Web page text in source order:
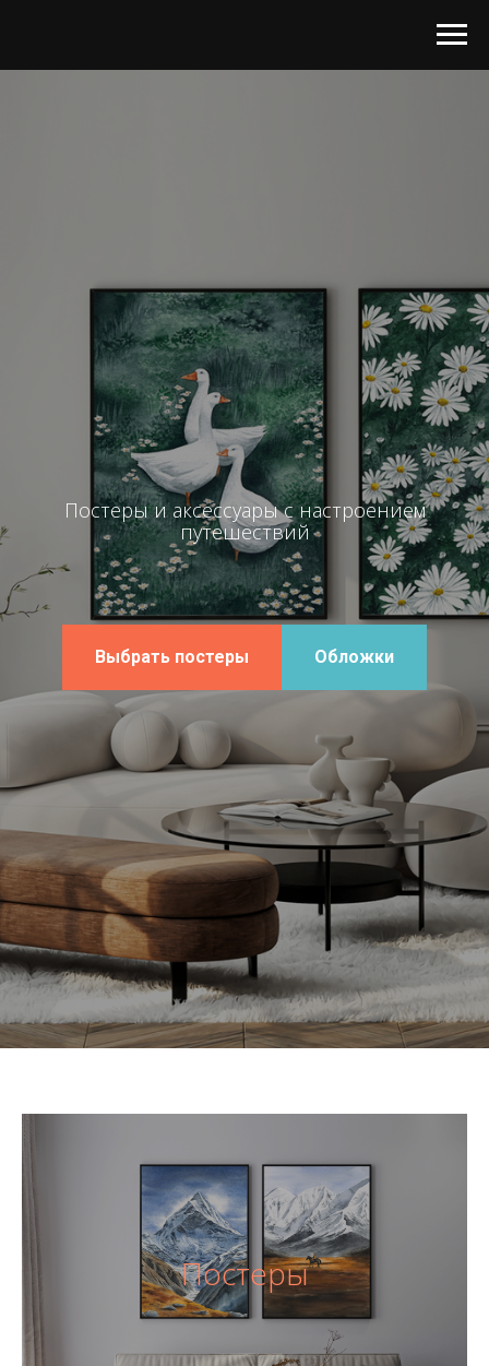
Постеры и аксессуары с настроением
путешествий
Выбрать постеры Обложки
Постеры